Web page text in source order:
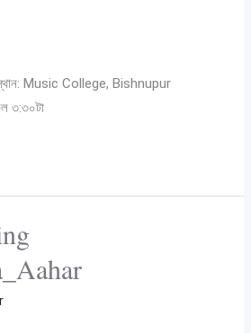
Music College, Bishnupur
৩:৩০টা